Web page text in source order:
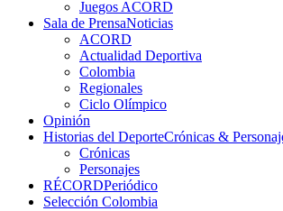
Juegos ACORD
Sala de PrensaNoticias
ACORD
Actualidad Deportiva
Colombia
Regionales
Ciclo Olímpico
Opinión
Historias del DeporteCrónicas &
Crónicas
Personajes
RÉCORDPeriódico
Selección Colombia